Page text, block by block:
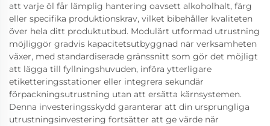
att varje öl får lämplig hantering oavsett alkoholhalt, färg
eller specifika produktionskrav, vilket bibehåller kvaliteten
över hela ditt produktutbud. Modulärt utformad utrustning
möjliggör gradvis kapacitetsutbyggnad när verksamheten
växer, med standardiserade gränssnitt som gör det möjligt
att lägga till fyllningshuvuden, införa ytterligare
etiketteringsstationer eller integrera sekundär
förpackningsutrustning utan att ersätta kärnsystemen.
Denna investeringsskydd garanterar att din ursprungliga
utrustningsinvestering fortsätter att ge värde när